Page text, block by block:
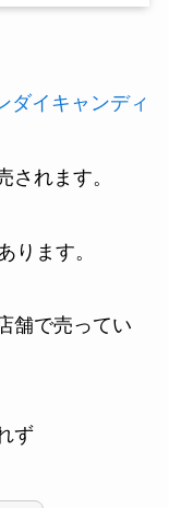
ダイキャンディ
されます。
ります。
舗で売ってい
ず